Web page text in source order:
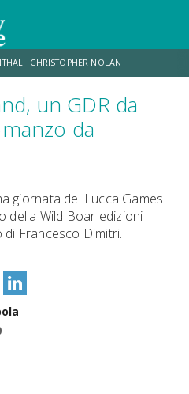
CHRISTOPHER NOLAN
ODISSEA CHRIS MCKENNA
un GDR da
da
giornata del Lucca Games
della Wild Boar edizioni
Francesco Dimitri.